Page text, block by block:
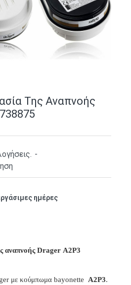
Της Αναπνοής
ημέρες
-
αναπνοής Drager Α2Ρ3
με κούμπωμα bayonette Α2Ρ3.